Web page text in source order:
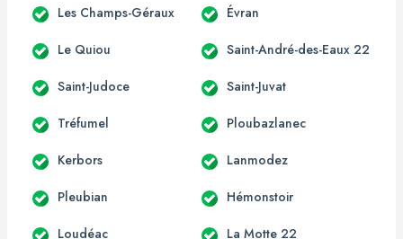
Les Champs-Géraux Évran
Le Quiou Saint-André-des-Eaux 22
Saint-Judoce Saint-Juvat
Tréfumel Ploubazlanec
Kerbors Lanmodez
Pleubian Hémonstoir
Loudéac La Motte 22